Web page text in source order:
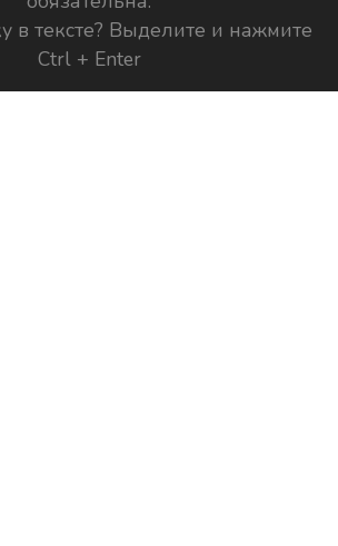
в тексте? Выделите и нажмите
Ctrl + Enter